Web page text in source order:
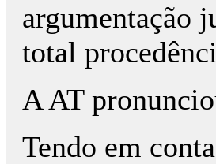
argumentação
total
A AT
Tendo em